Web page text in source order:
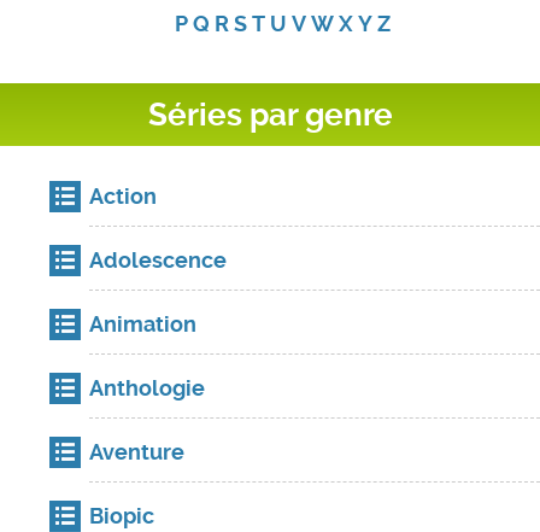
P Q R S T U V W X Y Z
Séries par genre
Action
Adolescence
Animation
Anthologie
Aventure
Biopic